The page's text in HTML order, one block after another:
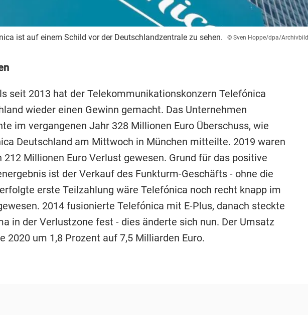
ist auf einem Schild vor der Deutschlandzentrale zu sehen. © Sven Hoppe/dpa/Archivbild
seit 2013 hat der Telekommunikationskonzern Telefónica
wieder einen Gewinn gemacht. Das Unternehmen
im vergangenen Jahr 328 Millionen Euro Überschuss, wie
Deutschland am Mittwoch in München mitteilte. 2019 waren
212 Millionen Euro Verlust gewesen. Grund für das positive
ist der Verkauf des Funkturm-Geschäfts - ohne die
erste Teilzahlung wäre Telefónica noch recht knapp im
2014 fusionierte Telefónica mit E-Plus, danach steckte
in der Verlustzone fest - dies änderte sich nun. Der Umsatz
2020 um 1,8 Prozent auf 7,5 Milliarden Euro.